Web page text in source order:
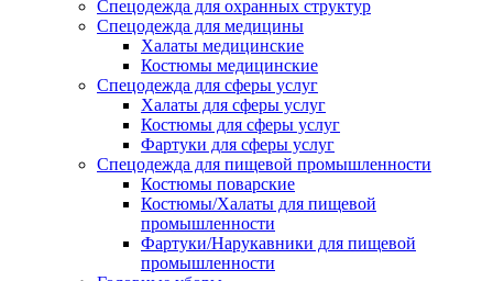
Спецодежда для охранных структур
Спецодежда для медицины
Халаты медицинские
Костюмы медицинские
Спецодежда для сферы услуг
Халаты для сферы услуг
Костюмы для сферы услуг
Фартуки для сферы услуг
Спецодежда для пищевой промышленности
Костюмы поварские
Костюмы/Халаты для пищевой
промышленности
Фартуки/Нарукавники для пищевой
промышленности